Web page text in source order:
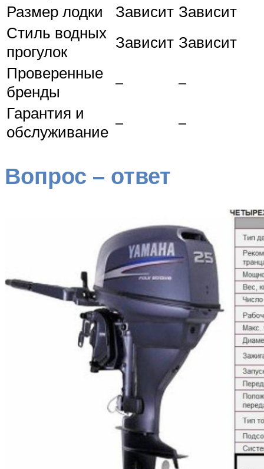
Размер лодки
Зависит Зависит
Стиль водных
прогулок
Зависит Зависит
Проверенные
бренды
–
–
Гарантия и
обслуживание – –
Вопрос – ответ